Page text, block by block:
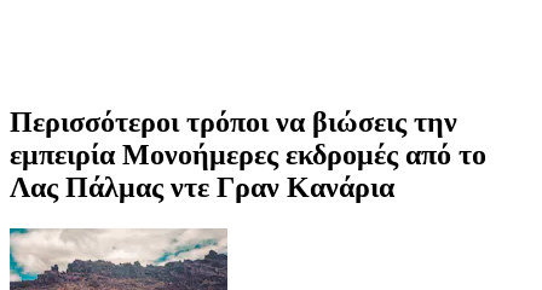
Περισσότεροι τρόποι να βιώσεις την
εμπειρία Μονοήμερες εκδρομές από το
Λας Πάλμας ντε Γραν Κανάρια